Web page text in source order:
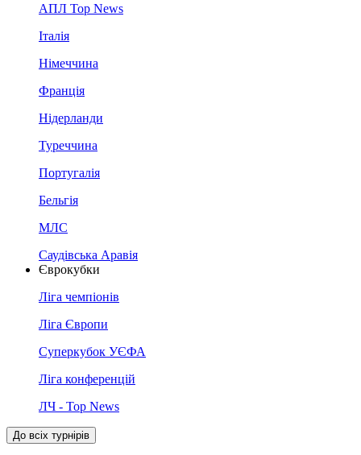
АПЛ Top News
Італія
Німеччина
Франція
Нідерланди
Туреччина
Португалія
Бельгія
МЛС
Саудівська Аравія
Єврокубки
Ліга чемпіонів
Ліга Європи
Суперкубок УЄФА
Ліга конференцій
ЛЧ - Top News
До всіх турнірів